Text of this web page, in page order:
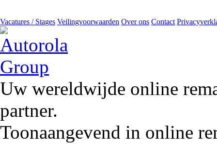
Vacatures / Stages Veilingvoorwaarden Over ons Contact
Uw wereldwijde online
partner.
Toonaangevend in online